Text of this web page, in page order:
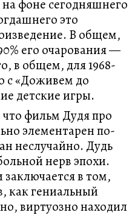
фоне сегодняшнего
это
В общем,
его очарования —
в общем, для 1968-
с «Доживем до
детские игры.
фильм Дудя про
элементарен по-
неслучайно. Дудь
нерв эпохи.
в том,
как гениальный
виртуозно находил